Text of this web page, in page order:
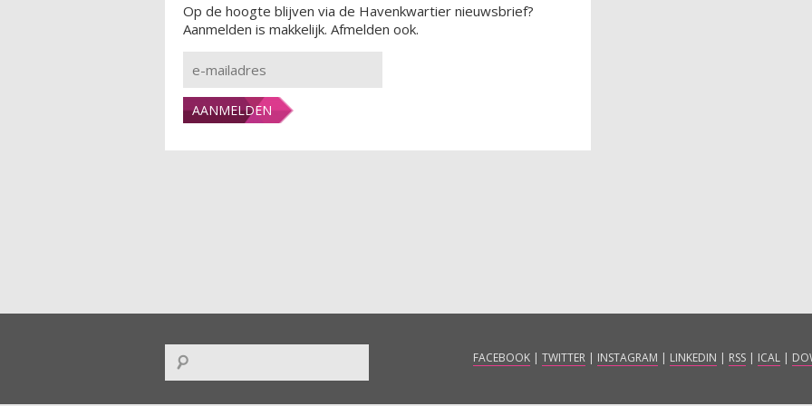
Op de hoogte blijven via de Havenkwartier nieuwsbrief?
Aanmelden is makkelijk. Afmelden ook.
FACEBOOK | TWITTER | INSTAGRAM | LINKEDIN | RSS | ICAL |